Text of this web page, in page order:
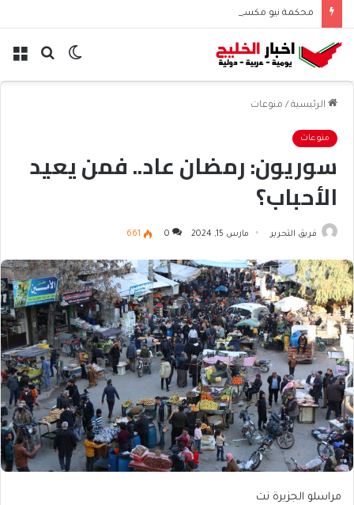
محكمة نيو مكسيكو تغرم ميتا نصف مليار دولار بسبب الأطفال
بحث الوضع
الرئيسية / منوعات
منوعات
سوريون: رمضان عاد.. فمن يعيد
الأحباب؟
فريق التحرير مارس 15, 2024 0
661
مراسلو الجزيرة نت